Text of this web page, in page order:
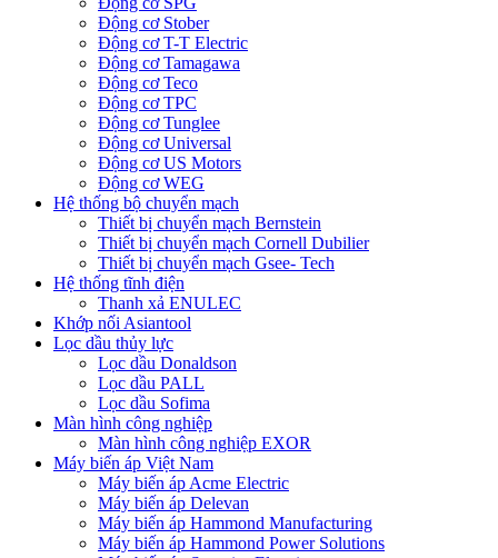
Động cơ Stober
Động cơ T-T Electric
Động cơ Tamagawa
Động cơ Teco
Động cơ TPC
Động cơ Tunglee
Động cơ Universal
Động cơ US Motors
Động cơ WEG
Hệ thống bộ chuyển mạch
Thiết bị chuyển mạch Bernstein
Thiết bị chuyển mạch Cornell Dubilier
Thiết bị chuyển mạch Gsee- Tech
Hệ thống tĩnh điện
Thanh xả ENULEC
Khớp nối Asiantool
Lọc dầu thủy lực
Lọc dầu Donaldson
Lọc dầu PALL
Lọc dầu Sofima
Màn hình công nghiệp
Màn hình công nghiệp EXOR
Máy biến áp Việt Nam
Máy biến áp Acme Electric
Máy biến áp Delevan
Máy biến áp Hammond Manufacturing
Máy biến áp Hammond Power Solutions